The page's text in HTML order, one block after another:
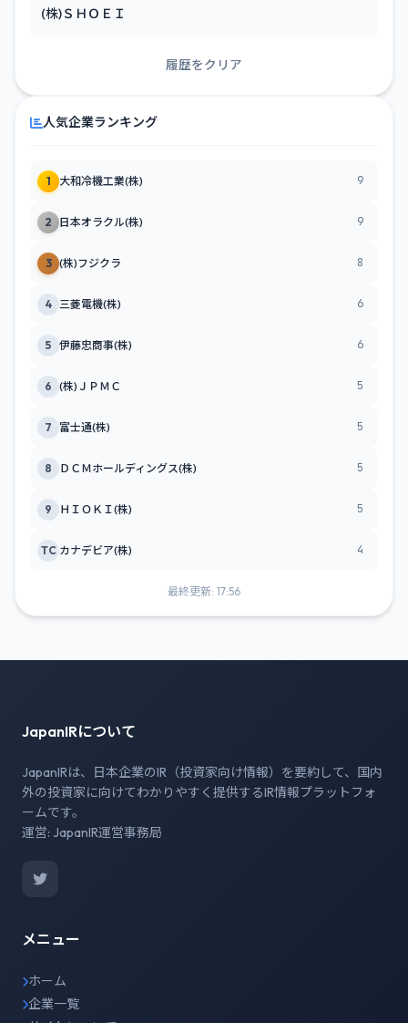
(株)ＳＨＯＥＩ
履歴をクリア
人気企業ランキング
1 大和冷機工業(株) 9
2 日本オラクル(株) 9
3 (株)フジクラ 8
4 三菱電機(株) 6
5 伊藤忠商事(株) 6
6 (株)ＪＰＭＣ 5
7 富士通(株) 5
8 ＤＣＭホールディングス(株) 5
9 ＨＩＯＫＩ(株) 5
TC カナデビア(株) 4
最終更新: 17:56
JapanIRについて
JapanIRは、日本企業のIR（投資家向け情報）を要約して、国内
外の投資家に向けてわかりやすく提供するIR情報プラットフォ
ームです。
運営: JapanIR運営事務局
メニュー
ホーム
企業一覧